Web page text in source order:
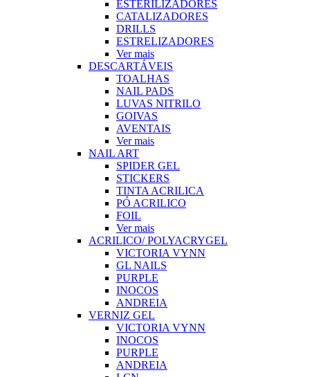
ESTERILIZADORES
CATALIZADORES
DRILLS
ESTRELIZADORES
Ver mais
DESCARTÁVEIS
TOALHAS
NAIL PADS
LUVAS NITRILO
GOIVAS
AVENTAIS
Ver mais
NAIL ART
SPIDER GEL
STICKERS
TINTA ACRILICA
PÓ ACRILICO
FOIL
Ver mais
ACRILICO/ POLYACRYGEL
VICTORIA VYNN
GL NAILS
PURPLE
INOCOS
ANDREIA
VERNIZ GEL
VICTORIA VYNN
INOCOS
PURPLE
ANDREIA